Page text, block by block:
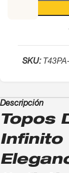
SKU:
Descripción
Topos
Infinito